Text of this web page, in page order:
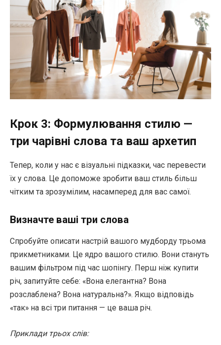
Крок 3: Формулювання стилю —
три чарівні слова та ваш архетип
Тепер, коли у нас є візуальні підказки, час перевести
їх у слова. Це допоможе зробити ваш стиль більш
чітким та зрозумілим, насамперед для вас самої.
Визначте ваші три слова
Спробуйте описати настрій вашого мудборду трьома
прикметниками. Це ядро вашого стилю. Вони стануть
вашим фільтром під час шопінгу. Перш ніж купити
річ, запитуйте себе: «Вона елегантна? Вона
розслаблена? Вона натуральна?». Якщо відповідь
«так» на всі три питання — це ваша річ.
Приклади трьох слів: